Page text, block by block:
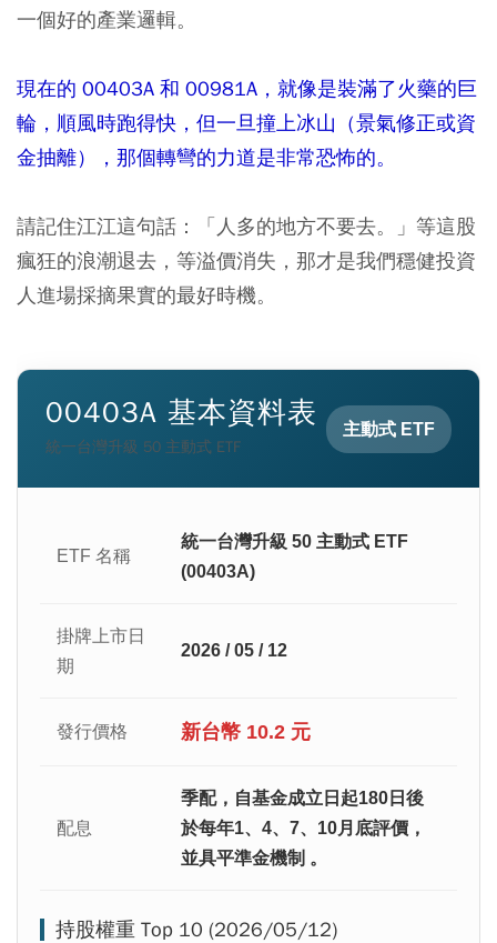
一個好的產業邏輯。
現在的 00403A 和 00981A，就像是裝滿了火藥的巨
輪，順風時跑得快，但一旦撞上冰山（景氣修正或資
金抽離），那個轉彎的力道是非常恐怖的。
請記住江江這句話：「人多的地方不要去。」等這股
瘋狂的浪潮退去，等溢價消失，那才是我們穩健投資
人進場採摘果實的最好時機。
00403A 基本資料表
統一台灣升級 50 主動式 ETF
主動式 ETF
ETF 名稱
統一台灣升級 50 主動式 ETF
(00403A)
掛牌上市日
期
2026 / 05 / 12
發行價格 新台幣 10.2 元
配息
季配，自基金成立日起180日後
於每年1、4、7、10月底評價，
並具平準金機制 。
持股權重 Top 10 (2026/05/12)